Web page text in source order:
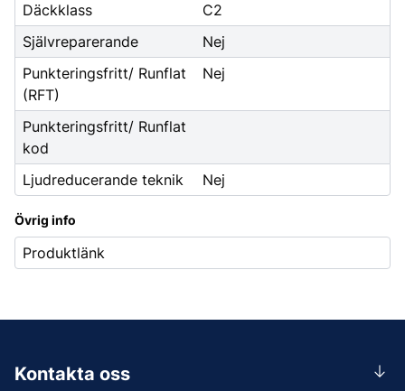
Däckklass
C2
Självreparerande
Nej
Punkteringsfritt/ Runflat
(RFT)
Nej
Punkteringsfritt/ Runflat
kod
Ljudreducerande teknik
Nej
Övrig info
Produktlänk
Kontakta oss